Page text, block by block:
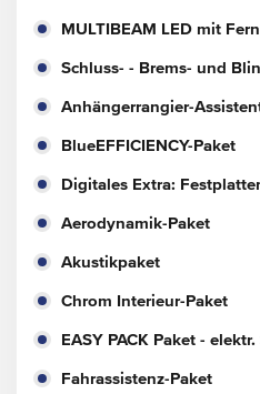
MULTIBEAM LED mit
Schluss- - Brems- und
Anhängerrangier-
BlueEFFICIENCY-Paket
Digitales Extra:
Aerodynamik-Paket
Akustikpaket
Chrom Interieur-Paket
EASY PACK Paket -
Fahrassistenz-Paket